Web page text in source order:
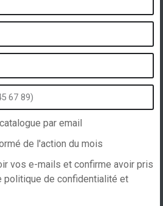
par email
de l'action du mois
vos e-mails et confirme avoir pris
politique de confidentialité et